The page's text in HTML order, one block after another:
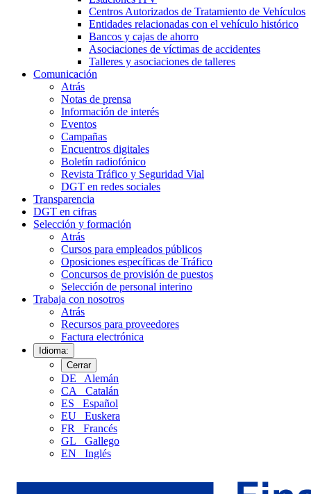
Centros Autorizados de Tratamiento de Vehículos
Entidades relacionadas con el vehículo histórico
Bancos y cajas de ahorro
Asociaciones de víctimas de accidentes
Talleres y asociaciones de talleres
Comunicación
Atrás
Notas de prensa
Información de interés
Eventos
Campañas
Encuentros digitales
Boletín radiofónico
Revista Tráfico y Seguridad Vial
DGT en redes sociales
Transparencia
DGT en cifras
Selección y formación
Atrás
Cursos para empleados públicos
Oposiciones específicas de Tráfico
Concursos de provisión de puestos
Selección de personal interino
Trabaja con nosotros
Atrás
Recursos para proveedores
Factura electrónica
Idioma:
Cerrar
DE
Alemán
CA
Catalán
ES
Español
EU
Euskera
FR
Francés
GL
Gallego
EN
Inglés